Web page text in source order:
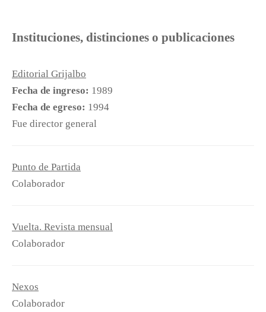
Instituciones, distinciones o publicaciones
Editorial Grijalbo
Fecha de ingreso: 1989
Fecha de egreso: 1994
Fue director general
Punto de Partida
Colaborador
Vuelta. Revista mensual
Colaborador
Nexos
Colaborador